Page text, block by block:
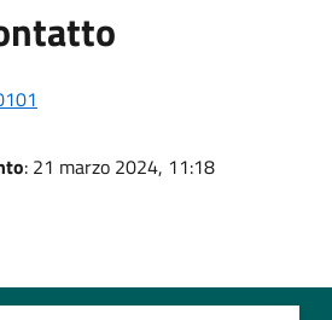
: 21 marzo 2024, 11:18